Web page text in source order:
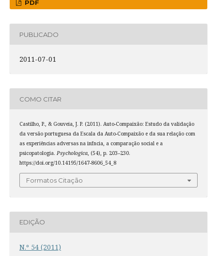
PDF
PUBLICADO
2011-07-01
COMO CITAR
Castilho, P., & Gouveia, J. P. (2011). Auto-Compaixão: Estudo da validação
da versão portuguesa da Escala da Auto-Compaixão e da sua relação com
as experiências adversas na infncia, a comparação social e a
psicopatologia. Psychologica, (54), p. 203–230.
https://doi.org/10.14195/1647-8606_54_8
Formatos Citação
EDIÇÃO
N.º 54 (2011)